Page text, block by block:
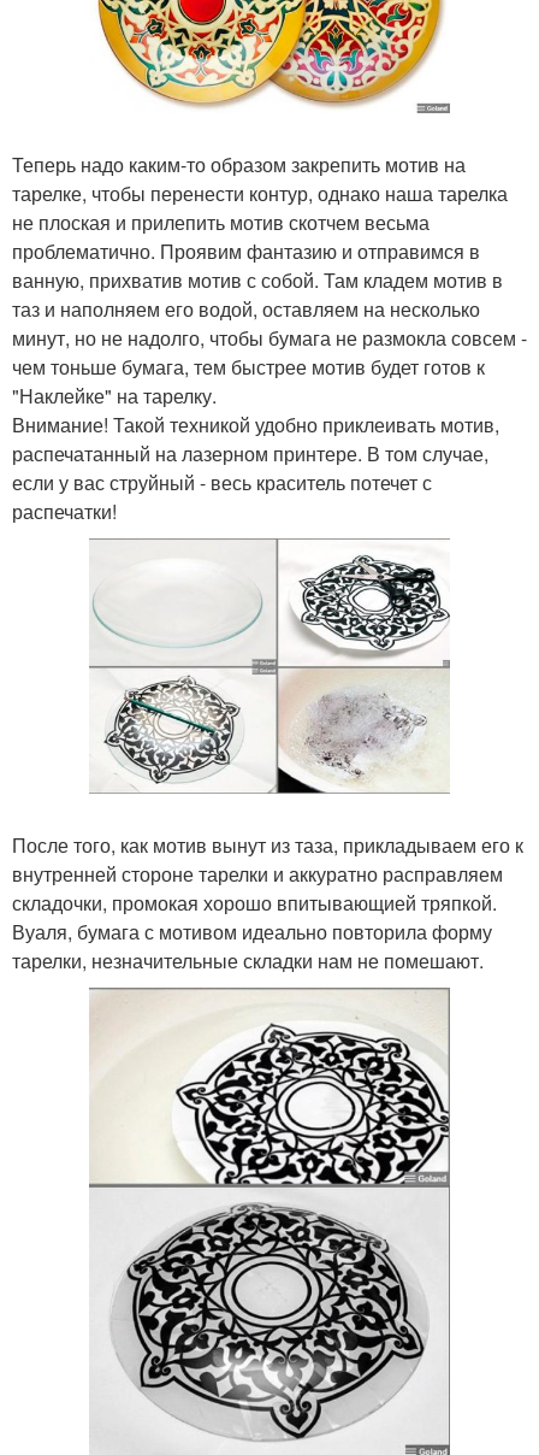
Теперь надо каким-то образом закрепить мотив на
тарелке, чтобы перенести контур, однако наша тарелка
не плоская и прилепить мотив скотчем весьма
проблематично. Проявим фантазию и отправимся в
ванную, прихватив мотив с собой. Там кладем мотив в
таз и наполняем его водой, оставляем на несколько
минут, но не надолго, чтобы бумага не размокла совсем -
чем тоньше бумага, тем быстрее мотив будет готов к
"Наклейке" на тарелку.
Внимание! Такой техникой удобно приклеивать мотив,
распечатанный на лазерном принтере. В том случае,
если у вас струйный - весь краситель потечет с
распечатки!
После того, как мотив вынут из таза, прикладываем его к
внутренней стороне тарелки и аккуратно расправляем
складочки, промокая хорошо впитывающией тряпкой.
Вуаля, бумага с мотивом идеально повторила форму
тарелки, незначительные складки нам не помешают.